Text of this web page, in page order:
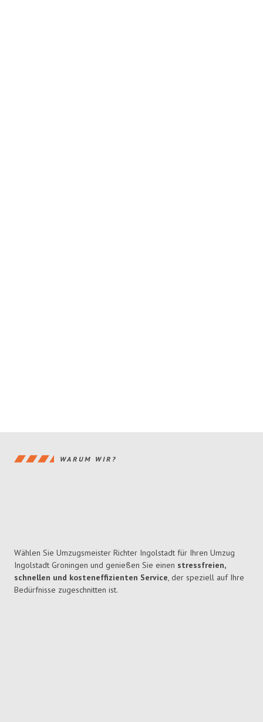
WARUM WIR?
Wählen Sie Umzugsmeister Richter Ingolstadt für Ihren Umzug
Ingolstadt Groningen und genießen Sie einen stressfreien,
schnellen und kosteneffizienten Service, der speziell auf Ihre
Bedürfnisse zugeschnitten ist.